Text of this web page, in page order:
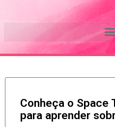
conteúdo
Conheça o Space
para aprender